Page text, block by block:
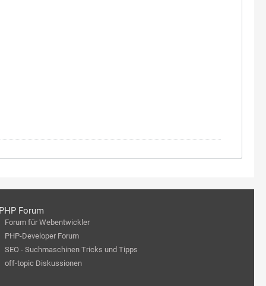
Forum
Forum für Webentwickler
PHP-Developer Forum
SEO - Suchmaschinen Tricks und Tipps
off-topic Diskussionen